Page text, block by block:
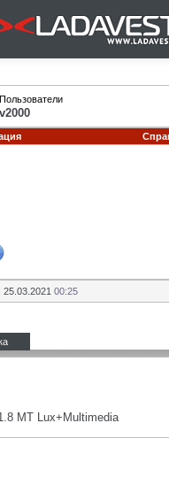
Пользователи
25.03.2021 00:25
MT Lux+Multimedia